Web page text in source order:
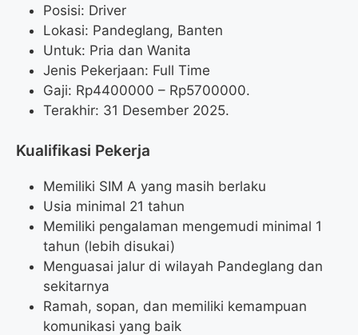
Posisi: Driver
Lokasi: Pandeglang, Banten
Untuk: Pria dan Wanita
Jenis Pekerjaan: Full Time
Gaji: Rp4400000 – Rp5700000.
Terakhir: 31 Desember 2025.
Kualifikasi Pekerja
Memiliki SIM A yang masih berlaku
Usia minimal 21 tahun
Memiliki pengalaman mengemudi minimal 1
tahun (lebih disukai)
Menguasai jalur di wilayah Pandeglang dan
sekitarnya
Ramah, sopan, dan memiliki kemampuan
komunikasi yang baik